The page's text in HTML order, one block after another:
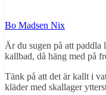
Bo Madsen Nix
Är du sugen på att paddla
kallbad, då häng med på
Tänk på att det är kallt i
kläder med skallager